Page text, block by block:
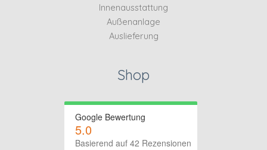
Innenausstattung
Außenanlage
Auslieferung
Shop
Google Bewertung
5.0
Basierend auf 42 Rezensionen